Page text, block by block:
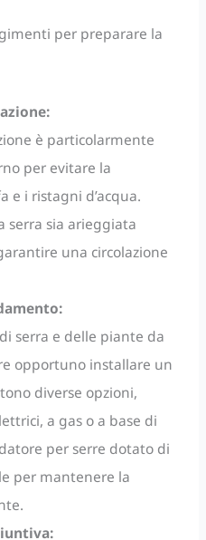
per preparare la
è particolarmente
per evitare la
e i ristagni d’acqua.
serra sia arieggiata
una circolazione
serra e delle piante da
opportuno installare un
diverse opzioni,
a gas o a base di
per serre dotato di
per mantenere la